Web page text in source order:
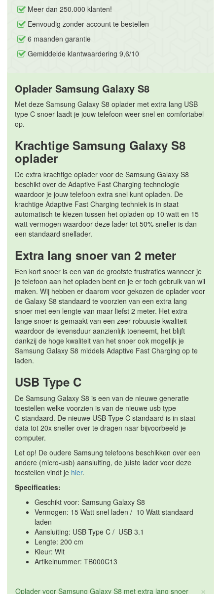
Meer dan 250.000 klanten!
Eenvoudig zonder account te bestellen
6 maanden garantie
Gemiddelde klantwaardering 9,6/10
Oplader Samsung Galaxy S8
Met deze Samsung Galaxy S8 oplader met extra lang USB
type C snoer laadt je jouw telefoon weer snel en comfortabel
op.
Krachtige Samsung Galaxy S8
oplader
De extra krachtige oplader voor de Samsung Galaxy S8
beschikt over de Adaptive Fast Charging technologie
waardoor je jouw telefoon extra snel kunt opladen. De
krachtige Adaptive Fast Charging techniek is in staat
automatisch te kiezen tussen het opladen op 10 watt en 15
watt vermogen waardoor deze lader tot 50% sneller is dan
een standaard snellader.
Extra lang snoer van 2 meter
Een kort snoer is een van de grootste frustraties wanneer je
je telefoon aan het opladen bent en je er toch gebruik van wil
maken. Wij hebben er daarom voor gekozen de oplader voor
de Galaxy S8 standaard te voorzien van een extra lang
snoer met een lengte van maar liefst 2 meter. Het extra
lange snoer is gemaakt van een zeer robuuste kwaliteit
waardoor de levensduur aanzienlijk toeneemt, het blijft
dankzij de hoge kwaliteit van het snoer ook mogelijk je
Samsung Galaxy S8 middels Adaptive Fast Charging op te
laden.
USB Type C
De Samsung Galaxy S8 is een van de nieuwe generatie
toestellen welke voorzien is van de nieuwe usb type
C standaard. De nieuwe USB Type C standaard is in staat
data tot 20x sneller over te dragen naar bijvoorbeeld je
computer.
Let op! De oudere Samsung telefoons beschikken over een
andere (micro-usb) aansluiting, de juiste lader voor deze
toestellen vindt je hier.
Specificaties:
Geschikt voor: Samsung Galaxy S8
Vermogen: 15 Watt snel laden / 10 Watt standaard
laden
Aansluiting: USB Type C / USB 3.1
Lengte: 200 cm
Kleur: Wit
Artikelnummer: TB000C13
×
Oplader voor Samsung Galaxy S8 met extra lang snoer